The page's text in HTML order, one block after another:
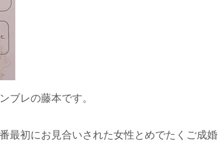
レの藤本です。
最初にお見合いされた女性とめでたくご成婚